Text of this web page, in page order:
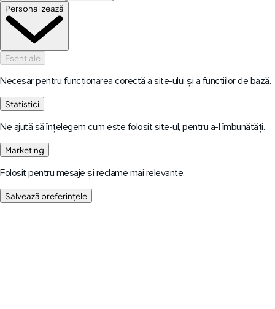
Personalizează
Esențiale
Necesar pentru funcționarea corectă a site-ului și a funcțiilor de bază.
Statistici
Ne ajută să înțelegem cum este folosit site-ul, pentru a-l îmbunătăți.
Marketing
Folosit pentru mesaje și reclame mai relevante.
Salvează preferințele